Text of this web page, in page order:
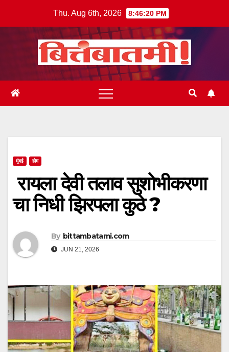
Thu. Aug 6th, 2026 8:46:21 PM
मुंबई होम
रायला देवी तलाव सुशोभीकरणा
चा निधी झिरपला कुठे ?
By bittambatami.com
JUN 21, 2026